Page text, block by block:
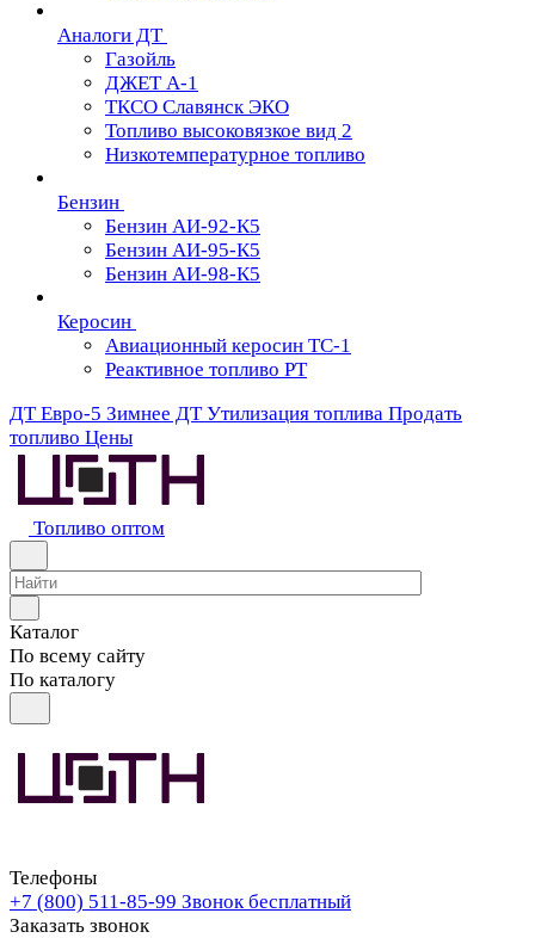
Аналоги ДТ
Газойль
ДЖЕТ А-1
ТКСО Славянск ЭКО
Топливо высоковязкое вид 2
Низкотемпературное топливо
Бензин
Бензин АИ-92-К5
Бензин АИ-95-К5
Бензин АИ-98-К5
Керосин
Авиационный керосин ТС-1
Реактивное топливо РТ
ДТ Евро-5 Зимнее ДТ Утилизация топлива Продать
топливо Цены
Топливо оптом
Каталог
По всему сайту
По каталогу
Телефоны
+7 (800) 511-85-99 Звонок бесплатный
Заказать звонок